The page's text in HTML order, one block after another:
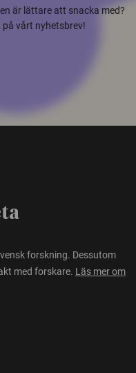
är lättare att snacka med?
på vårt nyhetsbrev!
forskning. Dessutom
med forskare. Läs mer om